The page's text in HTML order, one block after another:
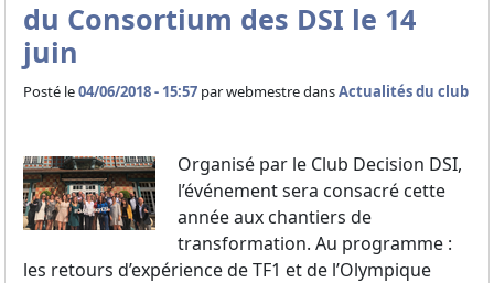
du Consortium des DSI le 14
juin
Posté le04/06/2018 - 15:57 parwebmestre dansActualités du club
Organisé par le Club Decision DSI,
l’événement sera consacré cette
année aux chantiers de
transformation. Au programme :
les retours d’expérience de TF1 et de l’Olympique